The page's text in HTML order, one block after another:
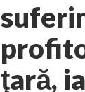
ţară,